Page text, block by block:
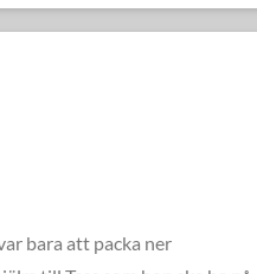
bara att packa ner